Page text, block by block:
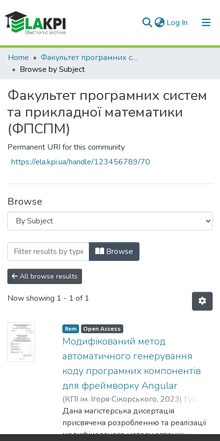
Log In (current)
Communities & Collections
All of DSpace
Home
Факультет програмних систем та прикладної математики (ФПСПМ)
Browse by Subject
Факультет програмних систем
та прикладної математики
(ФПСПМ)
Permanent URI for this community
https://ela.kpi.ua/handle/123456789/70
Browse
Browsing Факультет програмних
Browse
All browse results
Now showing 1 - 1 of 1
Item Open Access
Модифікований метод
автоматичного генерування
коду програмних компонентів
для фреймворку Angular
(КПІ ім. Ігоря Сікорського, 2023) Гулько,
Данило Тарасович ;Заболотня, Тетяна
Миколаївна
Дана магістерська дисертація
присвячена розробленню та реалізації
модифікованого методу автоматичного